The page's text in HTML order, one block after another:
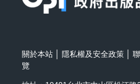
關於本站 隱私權及安全政策
覽